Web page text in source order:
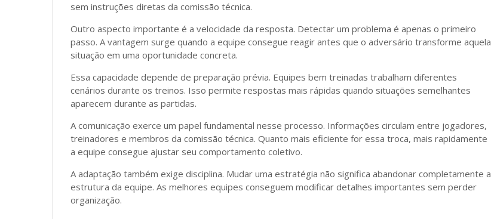
sem instruções diretas da comissão técnica.
Outro aspecto importante é a velocidade da resposta. Detectar um problema é apenas o primeiro
passo. A vantagem surge quando a equipe consegue reagir antes que o adversário transforme aquela
situação em uma oportunidade concreta.
Essa capacidade depende de preparação prévia. Equipes bem treinadas trabalham diferentes
cenários durante os treinos. Isso permite respostas mais rápidas quando situações semelhantes
aparecem durante as partidas.
A comunicação exerce um papel fundamental nesse processo. Informações circulam entre jogadores,
treinadores e membros da comissão técnica. Quanto mais eficiente for essa troca, mais rapidamente
a equipe consegue ajustar seu comportamento coletivo.
A adaptação também exige disciplina. Mudar uma estratégia não significa abandonar completamente a
estrutura da equipe. As melhores equipes conseguem modificar detalhes importantes sem perder
organização.